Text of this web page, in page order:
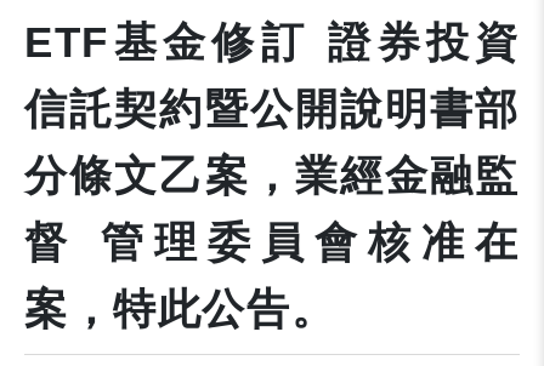
ETF基金修訂 證券投資
信託契約暨公開說明書部
分條文乙案，業經金融監
督 管理委員會核准在
案，特此公告。